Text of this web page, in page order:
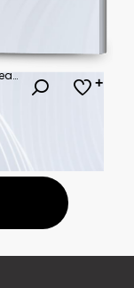
Badminton Rackets and Shuttlecocks on Peach Background